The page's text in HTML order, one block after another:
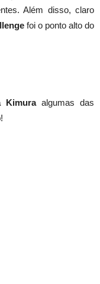
Além disso, claro
foi o ponto alto do
Kimuraalgumas das